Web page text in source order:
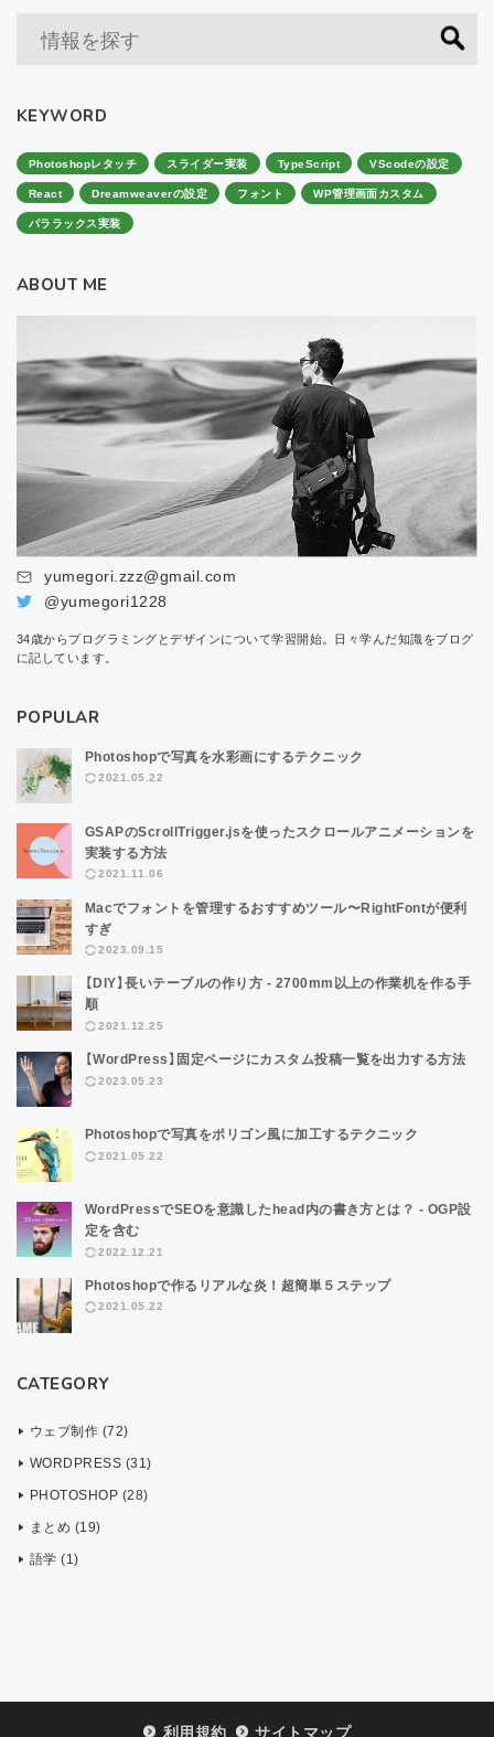
KEYWORD
Photoshopレタッチ スライダー実装 TypeScript
VScodeの設定
React
Dreamweaverの設定 フォント
WP管理画面カスタム
パララックス実装
ABOUT ME
yumegori.zzz@gmail.com
@yumegori1228
34歳からプログラミングとデザインについて学習開始。日々学んだ知識をブログ
に記しています。
POPULAR
Photoshopで写真を水彩画にするテクニック
2021.05.22
GSAPのScrollTrigger.jsを使ったスクロールアニメーションを
実装する方法
2021.11.06
Macでフォントを管理するおすすめツール〜RightFontが便利
すぎ
2023.09.15
【DIY】長いテーブルの作り方 - 2700mm以上の作業机を作る手
順
2021.12.25
【WordPress】固定ページにカスタム投稿一覧を出力する方法
2023.05.23
Photoshopで写真をポリゴン風に加工するテクニック
2021.05.22
WordPressでSEOを意識したhead内の書き方とは？ - OGP設
定を含む
2022.12.21
Photoshopで作るリアルな炎！超簡単５ステップ
2021.05.22
CATEGORY
ウェブ制作 (72)
WORDPRESS (31)
PHOTOSHOP (28)
まとめ (19)
語学 (1)
利用規約 サイトマップ